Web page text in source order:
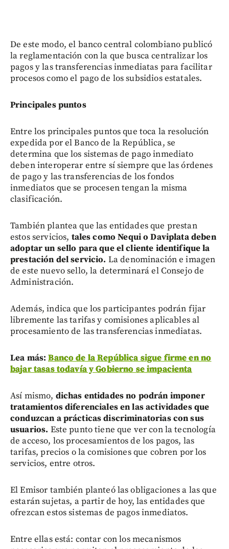
De este modo, el banco central colombiano publicó
la reglamentación con la que busca centralizar los
pagos y las transferencias inmediatas para facilitar
procesos como el pago de los subsidios estatales.
Principales puntos
Entre los principales puntos que toca la resolución
expedida por el Banco de la República, se
determina que los sistemas de pago inmediato
deben interoperar entre sí siempre que las órdenes
de pago y las transferencias de los fondos
inmediatos que se procesen tengan la misma
clasificación.
También plantea que las entidades que prestan
estos servicios, tales como Nequi o Daviplata deben
adoptar un sello para que el cliente identifique la
prestación del servicio. La denominación e imagen
de este nuevo sello, la determinará el Consejo de
Administración.
Además, indica que los participantes podrán fijar
libremente las tarifas y comisiones aplicables al
procesamiento de las transferencias inmediatas.
Lea más:Banco de la República sigue firme en no
bajar tasas todavía y Gobierno se impacienta
Así mismo, dichas entidades no podrán imponer
tratamientos diferenciales en las actividades que
conduzcan a prácticas discriminatorias con sus
usuarios. Este punto tiene que ver con la tecnología
de acceso, los procesamientos de los pagos, las
tarifas, precios o la comisiones que cobren por los
servicios, entre otros.
El Emisor también planteó las obligaciones a las que
estarán sujetas, a partir de hoy, las entidades que
ofrezcan estos sistemas de pagos inmediatos.
Entre ellas está: contar con los mecanismos